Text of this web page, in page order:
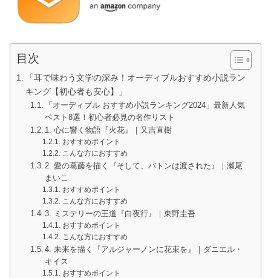
目次
「耳で味わう文学の深み！オーディブルおすすめ小説ラン
キング【初心者も安心】」
「オーディブル おすすめ小説ランキング2024」最新人気
ベスト8選！初心者必見の名作リスト
1. 心に響く物語『火花』｜又吉直樹
おすすめポイント
こんな方におすすめ
2. 愛の葛藤を描く『そして、バトンは渡された』｜瀬尾
まいこ
おすすめポイント
こんな方におすすめ
3. ミステリーの王道『白夜行』｜東野圭吾
おすすめポイント
こんな方におすすめ
4. 未来を描く『アルジャーノンに花束を』｜ダニエル・
キイス
おすすめポイント